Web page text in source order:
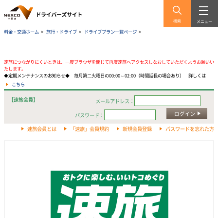
検索 メニュー
料金・交通ホーム > 旅行・ドライブ > ドライブプラン一覧ページ >
速旅につながりにくいときは、一度ブラウザを閉じて再度速旅へアクセスしなおしていただくようお願いい
たします。
◆定期メンテナンスのお知らせ◆ 毎月第二火曜日の00:00～02:00（時間延長の場合あり） 詳しくは
こちら
【速旅会員】
メールアドレス：
パスワード：
ログイン
速旅会員とは 「速旅」会員規約 新規会員登録 パスワードを忘れた方